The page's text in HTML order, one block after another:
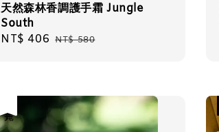
天然森林香調護手霜 Jungle
South
Sale
NT$ 406 Regular
NT$ 580